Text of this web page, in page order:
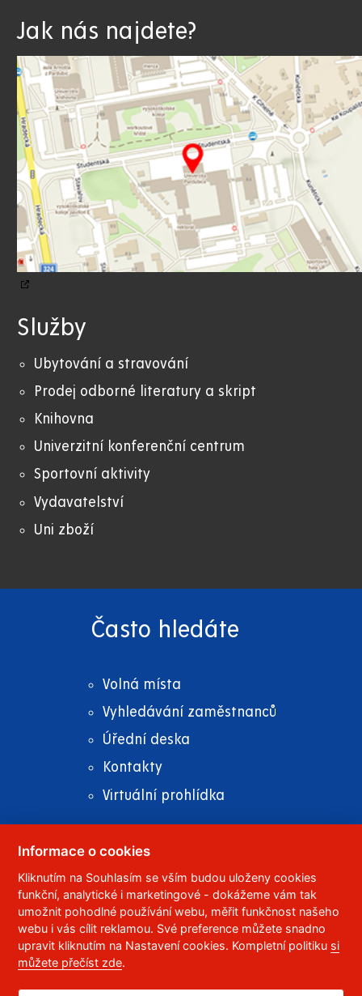
Jak nás najdete?
Služby
Ubytování a stravování
Prodej odborné literatury a skript
Knihovna
Univerzitní konferenční centrum
Sportovní aktivity
Vydavatelství
Uni zboží
Často hledáte
Volná místa
Vyhledávání zaměstnanců
Úřední deska
Kontakty
Virtuální prohlídka
© 2023 Univerzita Pardubice,Studentská 95
532 10 Pardubice 2
Telefon: 466 036 111, 466 036 112, 466 036 113
Správce webu ,RSS
Informace o cookies
Kliknutím na Souhlasím se vším budou uloženy cookies
funkční, analytické i marketingové - dokážeme vám tak
umožnit pohodlné používání webu, měřit funkčnost našeho
webu i vás cílit reklamou. Své preference můžete snadno
upravit kliknutím na Nastavení cookies. Kompletní politiku si
můžete přečíst zde.